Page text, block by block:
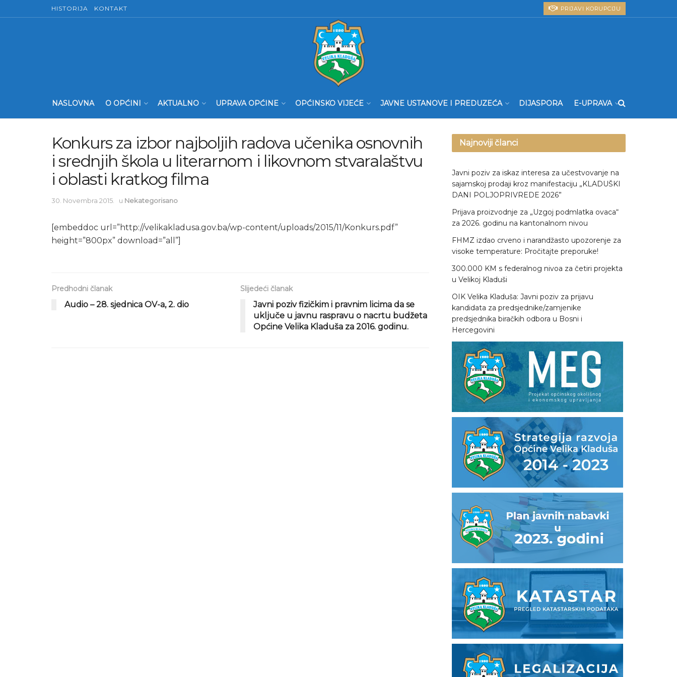
HISTORIJA KONTAKT PRIJAVI KORUPCIJU
NASLOVNA O OPĆINI AKTUALNO UPRAVA OPĆINE OPĆINSKO VIJEĆE JAVNE USTANOVE I PREDUZEĆA DIJASPORA E-UPRAVA
Konkurs za izbor najboljih radova učenika osnovnih
i srednjih škola u literarnom i likovnom stvaralaštvu
i oblasti kratkog filma
30. Novembra 2015. u Nekategorisano
[embeddoc url=”http://velikakladusa.gov.ba/wp-content/uploads/2015/11/Konkurs.pdf”
height=”800px” download=”all”]
Predhodni članak
Audio – 28. sjednica OV-a, 2. dio
Slijedeći članak
Javni poziv fizičkim i pravnim licima da se
uključe u javnu raspravu o nacrtu budžeta
Općine Velika Kladuša za 2016. godinu.
Najnoviji članci
Javni poziv za iskaz interesa za učestvovanje na
sajamskoj prodaji kroz manifestaciju „KLADUŠKI
DANI POLJOPRIVREDE 2026”
Prijava proizvodnje za „Uzgoj podmlatka ovaca“
za 2026. godinu na kantonalnom nivou
FHMZ izdao crveno i narandžasto upozorenje za
visoke temperature: Pročitajte preporuke!
300.000 KM s federalnog nivoa za četiri projekta
u Velikoj Kladuši
OIK Velika Kladuša: Javni poziv za prijavu
kandidata za predsjednike/zamjenike
predsjednika biračkih odbora u Bosni i
Hercegovini